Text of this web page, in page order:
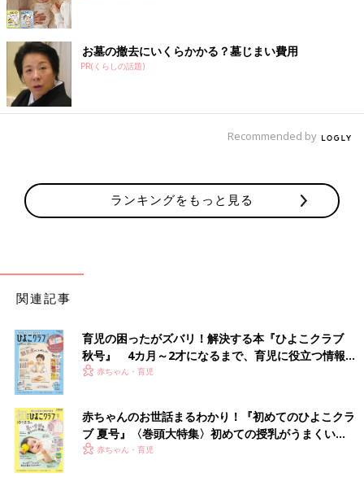
ろんな乗り物があるので、子連れで必ず1回は乗ってしまいま
す」
どんなことでも願いや目標が叶えられるのはうれしいものです
ね。さらにがんばる活力につながります！
（文・古川はる香）
らどうするべき？小児脳科学者が語る、
とをママ・パパたちに伝えています。子どもが
幸せになるためには、ときには子育てへの考え
方を見直すことも必要です。子どもの習い事
※記事の内容は記事執筆当時の情報であり、現在と異なる場合が
お墓の撤去にいくらかかる？墓じまい費用
PR(くらしの話題)
Recommended by
ランキングをもっと見る
関連記事
育児の困ったがズバリ！解決する本『ひよこクラブ
秋号』 4カ月～2才になるまで、育児に役立つ情報が
いっぱい！
赤ちゃん・育児
赤ちゃんのお世話まるわかり！『初めてのひよこクラ
ブ 夏号』〈巻頭大特集〉初めての授乳がうまくい
く！ おっぱい・ミルクの基本と夏のトラブル 解決テ
赤ちゃん・育児